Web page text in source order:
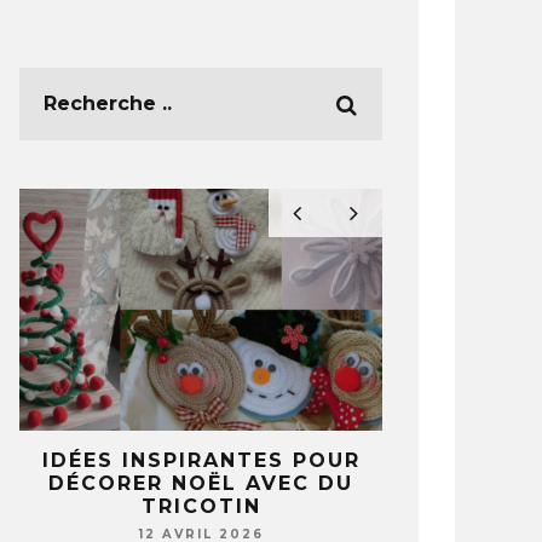
IDÉES INSPIRANTES POUR
DÉCORER NOËL AVEC DU
TRICOTIN
12 AVRIL 2026